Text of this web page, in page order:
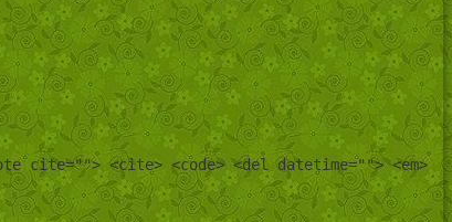
<cite> <code> <del datetime=""> <em>